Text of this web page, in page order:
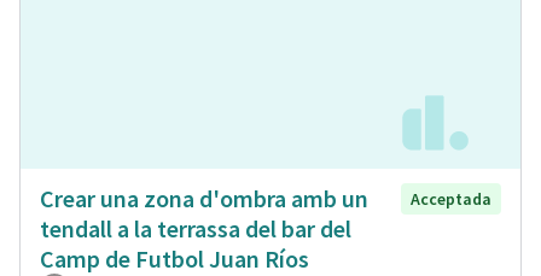
Crear una zona d'ombra amb un
tendall a la terrassa del bar del
Camp de Futbol Juan Ríos
Acceptada